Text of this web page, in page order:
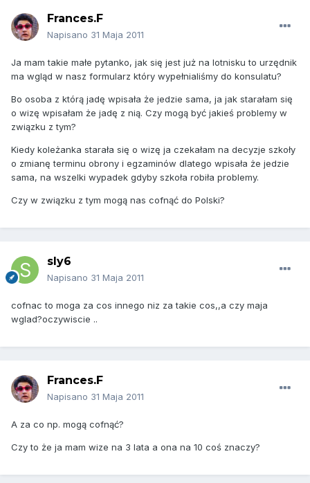
Frances.F
Napisano 31 Maja 2011
Ja mam takie małe pytanko, jak się jest już na lotnisku to urzędnik
ma wgląd w nasz formularz który wypełnialiśmy do konsulatu?
Bo osoba z którą jadę wpisała że jedzie sama, ja jak starałam się
o wizę wpisałam że jadę z nią. Czy mogą być jakieś problemy w
związku z tym?
Kiedy koleżanka starała się o wizę ja czekałam na decyzje szkoły
o zmianę terminu obrony i egzaminów dlatego wpisała że jedzie
sama, na wszelki wypadek gdyby szkoła robiła problemy.
Czy w związku z tym mogą nas cofnąć do Polski?
sly6
Napisano 31 Maja 2011
cofnac to moga za cos innego niz za takie cos,,a czy maja
wglad?oczywiscie ..
Frances.F
Napisano 31 Maja 2011
A za co np. mogą cofnąć?
Czy to że ja mam wize na 3 lata a ona na 10 coś znaczy?